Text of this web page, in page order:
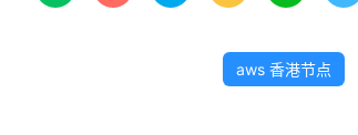
aws 香港节点